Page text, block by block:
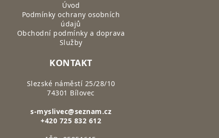
Úvod
Podmínky ochrany osobních
údajů
Obchodní podmínky a doprava
Služby
KONTAKT
Slezské náměstí 25/28/10
74301 Bílovec
s-myslivec@seznam.cz
+420 725 832 612